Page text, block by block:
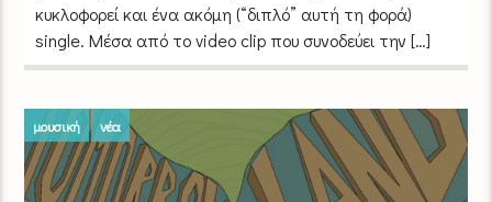
κυκλοφορεί και ένα ακόμη (“διπλό” αυτή τη φορά)
single. Μέσα από το video clip που συνοδεύει την […]
μουσική νέα